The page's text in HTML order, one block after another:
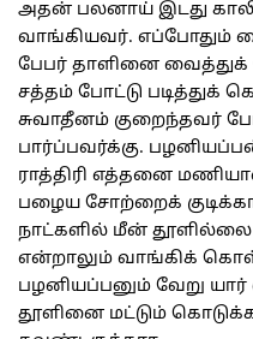
அதன் பலனாய் இடது
வாங்கியவர். எப்போதும்
பேபர் தாளினை
சத்தம் போட்டு படித்துக்
சுவாதீனம் குறைந்தவர்
பார்ப்பவர்க்கு.
ராத்திரி எத்தனை
பழைய சோற்றைக்
நாட்களில் மீன் தூளில்லை
என்றாலும் வாங்கிக்
பழனியப்பனும் வேறு
தூளினை மட்டும்